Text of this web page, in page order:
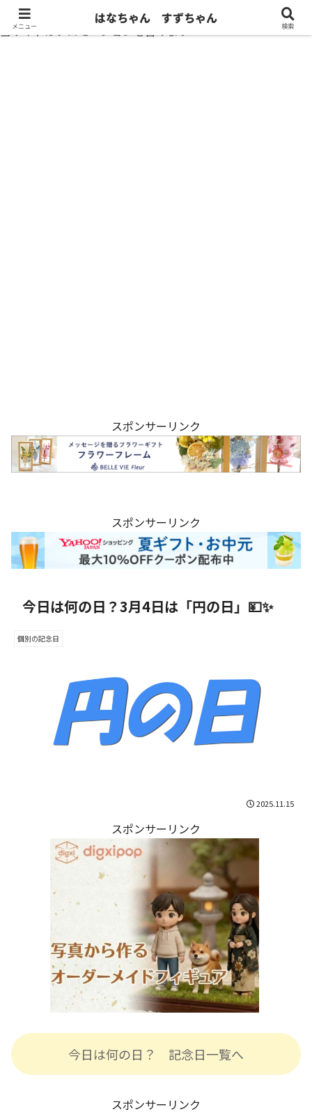
当サイトはプロモーションを含みます
スポンサーリンク
スポンサーリンク
今日は何の日？3月4日は「円の日」💴✨
個別の記念日
2025.11.15
スポンサーリンク
今日は何の日？ 記念日一覧へ
スポンサーリンク
メニュー
はなちゃん すずちゃん
検索